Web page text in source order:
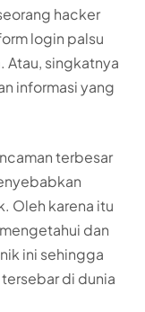
hacker
login palsu
Atau, singkatnya
informasi yang
terbesar
Oleh karena itu
dan
ini sehingga
di dunia